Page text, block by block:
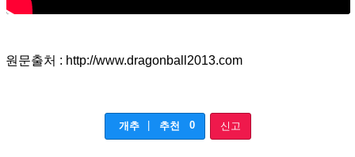
원문출처 : http://www.dragonball2013.com
개추 추천 0 신고